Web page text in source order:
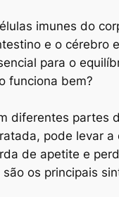
imunes do
e o cérebro
para o
funciona bem?
diferentes partes
pode levar a
de apetite e
os principais